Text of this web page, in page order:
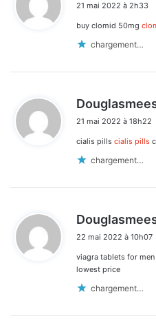
21 mai 2022 à 2h33
buy clomid 50mg
chargement…
21 mai 2022 à 18h22
cialis pills cialis pills
chargement…
22 mai 2022 à 10h07
viagra tablets for men
lowest price
chargement…